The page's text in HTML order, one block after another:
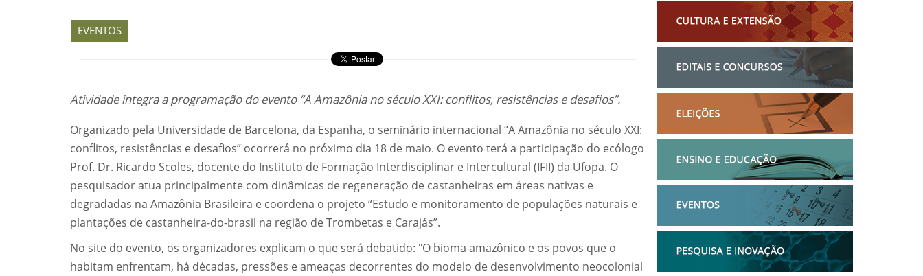
EVENTOS
Atividade integra a programação do evento “A Amazônia no século XXI: conflitos, resistências e desafios”.
Organizado pela Universidade de Barcelona, da Espanha, o seminário internacional “A Amazônia no século XXI:
conflitos, resistências e desafios” ocorrerá no próximo dia 18 de maio. O evento terá a participação do ecólogo
Prof. Dr. Ricardo Scoles, docente do Instituto de Formação Interdisciplinar e Intercultural (IFII) da Ufopa. O
pesquisador atua principalmente com dinâmicas de regeneração de castanheiras em áreas nativas e
degradadas na Amazônia Brasileira e coordena o projeto “Estudo e monitoramento de populações naturais e
plantações de castanheira-do-brasil na região de Trombetas e Carajás”.
No site do evento, os organizadores explicam o que será debatido: "O bioma amazônico e os povos que o
habitam enfrentam, há décadas, pressões e ameaças decorrentes do modelo de desenvolvimento neocolonial